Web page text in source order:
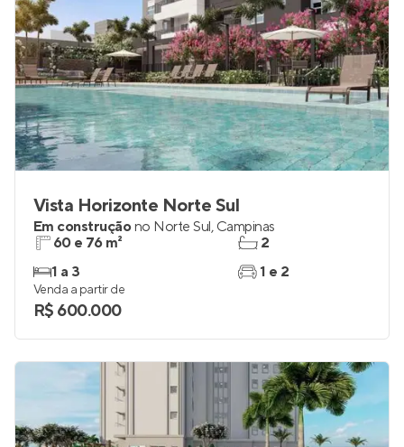
Vista Horizonte Norte Sul
Em construçãono Norte Sul, Campinas
60 e 76 m²
1 a 3
2
1 e 2
Venda a partir de
R$ 600.000